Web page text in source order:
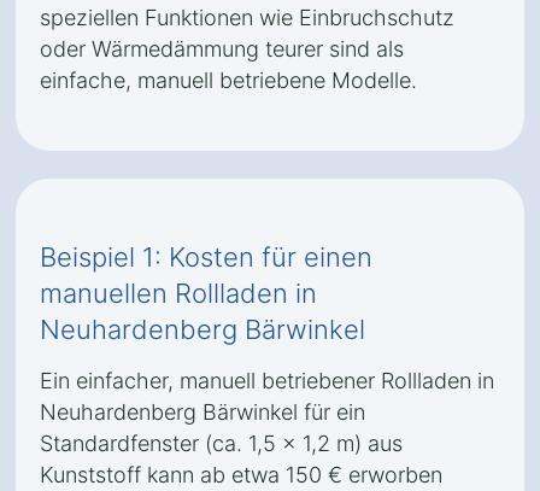
speziellen Funktionen wie Einbruchschutz
oder Wärmedämmung teurer sind als
einfache, manuell betriebene Modelle.
Beispiel 1: Kosten für einen
manuellen Rollladen in
Neuhardenberg Bärwinkel
Ein einfacher, manuell betriebener Rollladen in
Neuhardenberg Bärwinkel für ein
Standardfenster (ca. 1,5 x 1,2 m) aus
Kunststoff kann ab etwa 150 € erworben